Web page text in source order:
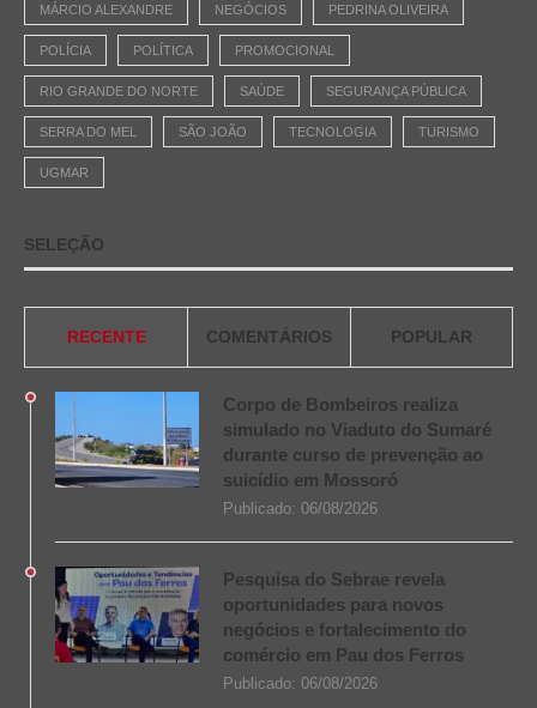
MÁRCIO ALEXANDRE NEGÓCIOS PEDRINA OLIVEIRA
POLÍCIA POLÍTICA PROMOCIONAL
RIO GRANDE DO NORTE SAÚDE SEGURANÇA PÚBLICA
SERRA DO MEL SÃO JOÃO TECNOLOGIA TURISMO
UGMAR
SELEÇÃO
RECENTE COMENTÁRIOS POPULAR
Corpo de Bombeiros realiza
simulado no Viaduto do Sumaré
durante curso de prevenção ao
suicídio em Mossoró
Publicado: 06/08/2026
Pesquisa do Sebrae revela
oportunidades para novos
negócios e fortalecimento do
comércio em Pau dos Ferros
Publicado: 06/08/2026